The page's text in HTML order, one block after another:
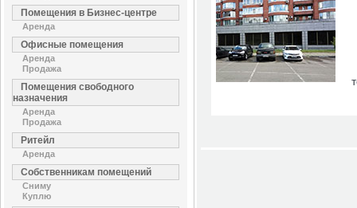
Помещения в Бизнес-центре
Аренда
Офисные помещения
Аренда
Продажа
Помещения свободного
назначения
Аренда
Продажа
Ритейл
Аренда
Собственникам помещений
Сниму
Куплю